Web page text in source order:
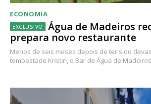
ECONOMIA
Água de Madeiros
prepara novo restaurante
Menos de seis meses depois de ter sido
tempestade Kristin, o Bar de Água de